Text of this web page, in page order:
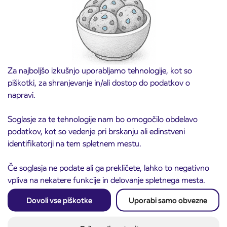
Za najboljšo izkušnjo uporabljamo tehnologije, kot so
piškotki, za shranjevanje in/ali dostop do podatkov o
napravi.
Soglasje za te tehnologije nam bo omogočilo obdelavo
podatkov, kot so vedenje pri brskanju ali edinstveni
identifikatorji na tem spletnem mestu.
Če soglasja ne podate ali ga prekličete, lahko to negativno
vpliva na nekatere funkcije in delovanje spletnega mesta.
Dovoli vse piškotke Uporabi samo obvezne
3. 8. 2026
Obvestilo o popolni zapori ceste
ČEŠNJEVEK – TRATA
Kranj
Preberite objavo